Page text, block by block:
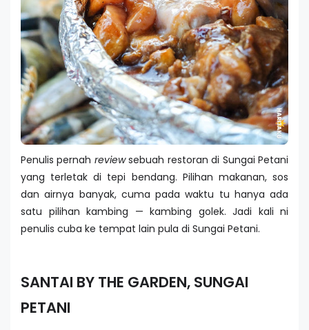
Penulis pernah reviewsebuah restoran di Sungai Petani
yang terletak di tepi bendang. Pilihan makanan, sos
dan airnya banyak, cuma pada waktu tu hanya ada
satu pilihan kambing — kambing golek. Jadi kali ni
penulis cuba ke tempat lain pula di Sungai Petani.
SANTAI BY THE GARDEN, SUNGAI
PETANI